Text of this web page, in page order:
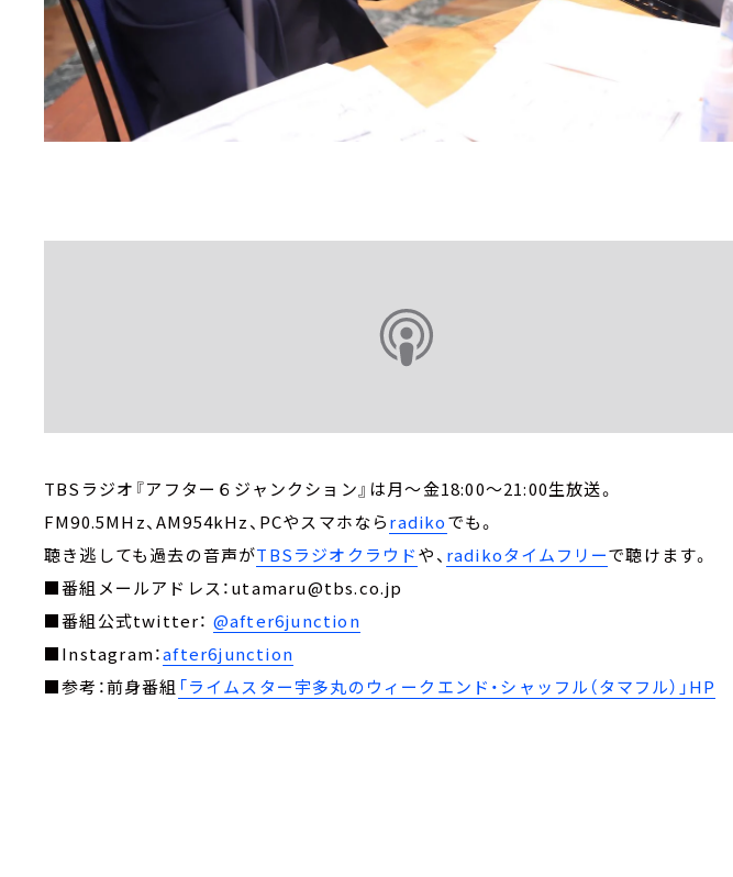
TBSラジオ『アフター６ジャンクション』は月～金18:00～21:00生放送。
FM90.5MHz、AM954kHz、PCやスマホならradikoでも。
聴き逃しても過去の音声がTBSラジオクラウドや、 radikoタイムフリーで聴けます。
■番組メールアドレス：utamaru@tbs.co.jp
■番組公式twitter： @after6junction
■Instagram：after6junction
■参考：前身番組 「ライムスター宇多丸のウィークエンド・シャッフル（タマフル）」HP